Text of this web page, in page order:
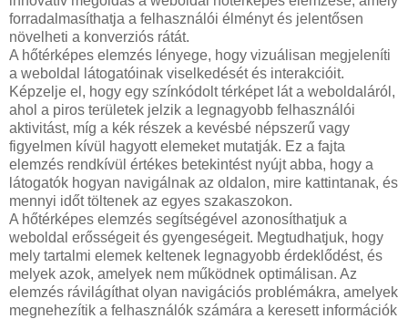
forradalmasíthatja a felhasználói élményt és jelentősen
növelheti a konverziós rátát.
A hőtérképes elemzés lényege, hogy vizuálisan megjeleníti
a weboldal látogatóinak viselkedését és interakcióit.
Képzelje el, hogy egy színkódolt térképet lát a weboldaláról,
ahol a piros területek jelzik a legnagyobb felhasználói
aktivitást, míg a kék részek a kevésbé népszerű vagy
figyelmen kívül hagyott elemeket mutatják. Ez a fajta
elemzés rendkívül értékes betekintést nyújt abba, hogy a
látogatók hogyan navigálnak az oldalon, mire kattintanak, és
mennyi időt töltenek az egyes szakaszokon.
A hőtérképes elemzés segítségével azonosíthatjuk a
weboldal erősségeit és gyengeségeit. Megtudhatjuk, hogy
mely tartalmi elemek keltenek legnagyobb érdeklődést, és
melyek azok, amelyek nem működnek optimálisan. Az
elemzés rávilágíthat olyan navigációs problémákra, amelyek
megnehezítik a felhasználók számára a keresett információk